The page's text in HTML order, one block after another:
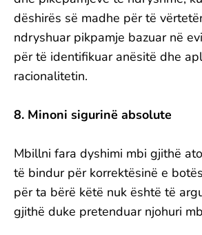
dëshirës së madhe për të
ndryshuar pikpamje bazuar në
për të identifikuar anësitë dhe
racionalitetin.
8. Minoni sigurinë absolute
Mbillni fara dyshimi mbi gjithë
të bindur për korrektësinë e
për ta bërë këtë nuk është të
gjithë duke pretenduar njohuri